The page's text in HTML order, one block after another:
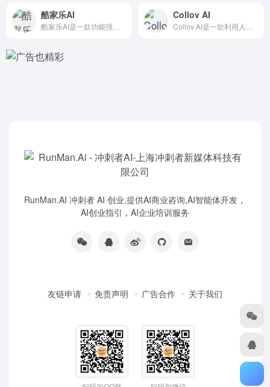
酷家乐AI Collov AI
RunMan.AI 冲刺者 AI 创业,提供AI商业咨询,AI智能体开发，
AI创业指引，AI企业培训服务
友链申请 免责声明 广告合作 关于我们